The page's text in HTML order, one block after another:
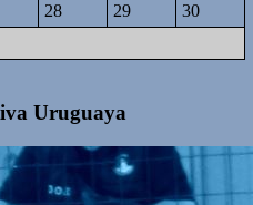
28 29
30
Uruguaya